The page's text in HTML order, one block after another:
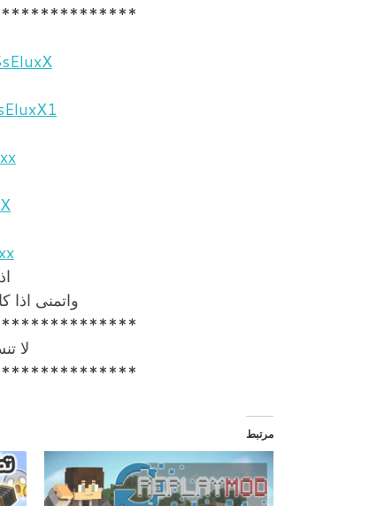
واتمنى
لا
مرتبط